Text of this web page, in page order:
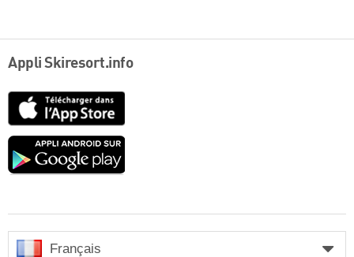
Appli Skiresort.info
Google
Français